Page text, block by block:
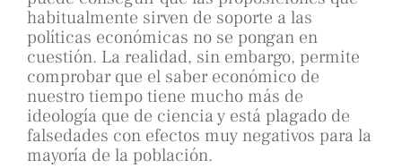
habitualmente sirven de soporte a las
políticas económicas no se pongan en
cuestión. La realidad, sin embargo, permite
comprobar que el saber económico de
nuestro tiempo tiene mucho más de
ideología que de ciencia y está plagado de
falsedades con efectos muy negativos para la
mayoría de la población.